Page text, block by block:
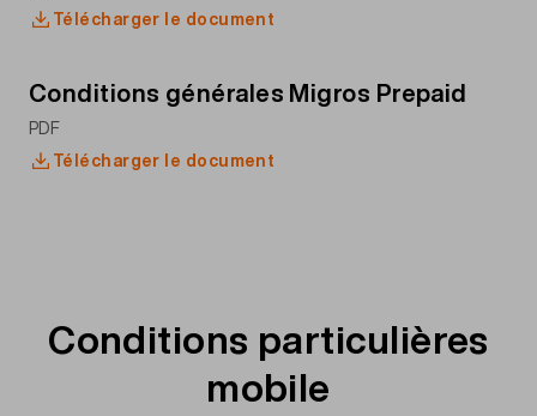
Télécharger le document
Conditions générales Migros Prepaid
PDF
Télécharger le document
Conditions particulières
mobile